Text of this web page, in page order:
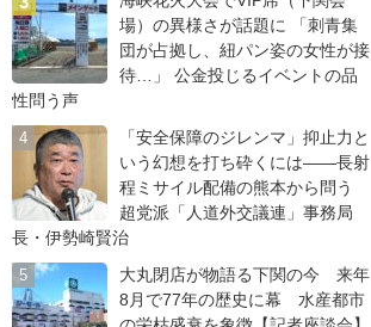
場）の異様さが話題に 「刺青集
団が占拠し、紐パン姿の女性が接
待…」 公金投じるイベントの品
性問う声
「安全保障のジレンマ」抑止力と
いう幻想を打ち砕くには――長射
程ミサイル配備の熊本から問う
超党派「人道外交議連」事務局
長・伊勢崎賢治
大丸閉店が物語る下関の今 来年
8月で77年の歴史に幕 水産都市